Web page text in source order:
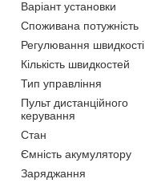
Варіант установки
Споживана потужність
Регулювання швидкості
Кількість швидкостей
Тип управління
Пульт дистанційного
керування
Стан
Ємність акумулятору
Заряджання